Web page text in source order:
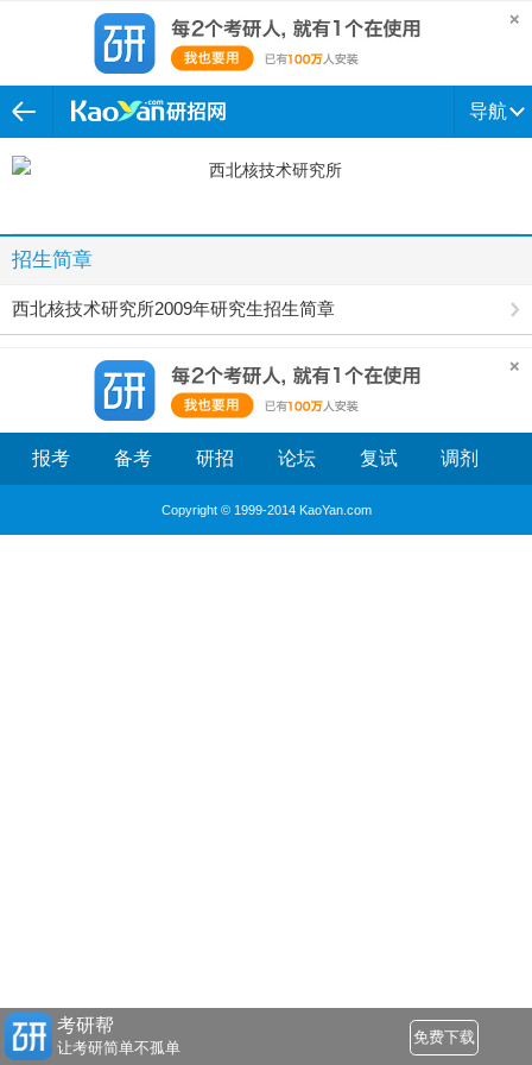
导航
招生简章
西北核技术研究所2009年研究生招生简章
报考 备考 研招 论坛 复试 调剂
Copyright © 1999-2014 KaoYan.com
考研帮
让考研简单不孤单
免费下载